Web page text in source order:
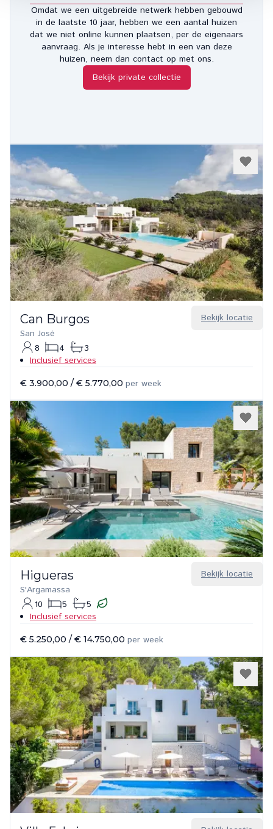
Omdat we een uitgebreide netwerk hebben gebouwd
in de laatste 10 jaar, hebben we een aantal huizen
dat we niet online kunnen plaatsen, per de eigenaars
aanvraag. Als je interesse hebt in een van deze
huizen, neem dan contact op met ons.
Bekijk private collectie
Bekijk locatie
Can Burgos
San José
8
4
3
Inclusief services
€ 3.900,00 / € 5.770,00 per week
Bekijk locatie
Higueras
S'Argamassa
10
5
5
Inclusief services
€ 5.250,00 / € 14.750,00 per week